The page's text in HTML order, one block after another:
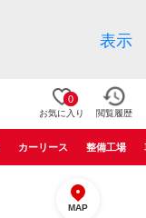
表示
0
お気に入り 閲覧履歴
カーリース 整備工場
MAP